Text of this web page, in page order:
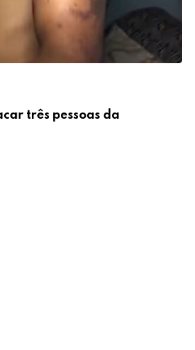
três pessoas da